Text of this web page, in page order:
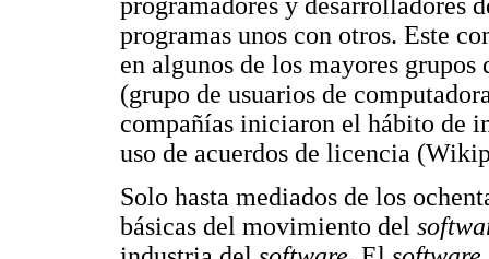
programadores y desarrolladores
programas unos con otros. Este
en algunos de los mayores
(grupo de usuarios de
compañías iniciaron el hábito de
uso de acuerdos de licencia
Solo hasta mediados de los
básicas del movimiento del